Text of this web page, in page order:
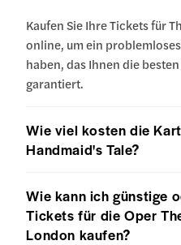
Kaufen Sie Ihre Tickets für
online, um ein
haben, das Ihnen die
garantiert.
Wie viel kosten die
Handmaid's Tale?
Wie kann ich günstige
Tickets für die Oper
London kaufen?